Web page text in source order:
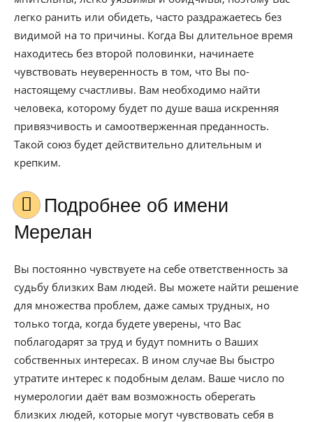
легко ранить или обидеть, часто раздражаетесь без
видимой на то причины. Когда Вы длительное время
находитесь без второй половинки, начинаете
чувствовать неуверенность в том, что Вы по-
настоящему счастливы. Вам необходимо найти
человека, которому будет по душе ваша искренняя
привязчивость и самоотверженная преданность.
Такой союз будет действительно длительным и
крепким.
Подробнее об имени
Мерелан
Вы постоянно чувствуете на себе ответственность за
судьбу близких Вам людей. Вы можете найти решение
для множества проблем, даже самых трудных, но
только тогда, когда будете уверены, что Вас
поблагодарят за труд и будут помнить о Ваших
собственных интересах. В ином случае Вы быстро
утратите интерес к подобным делам. Ваше число по
нумерологии даёт вам возможность оберегать
близких людей, которые могут чувствовать себя в